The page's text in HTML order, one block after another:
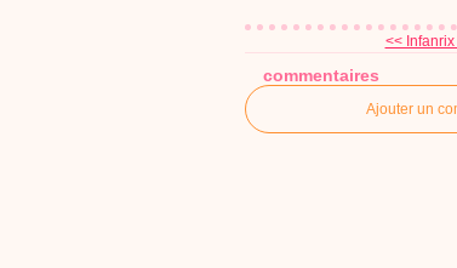
<<
commentaires
Ajouter un